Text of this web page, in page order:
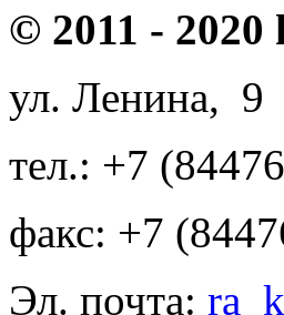
© 2011 -
ул. Ленина, 9
тел.: +7
факс: +7
Эл. почта: